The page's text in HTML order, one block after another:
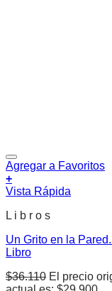
Agregar a Favoritos
+
Vista Rápida
L i b r o s
Un Grito en la
Libro
$36.110 El precio